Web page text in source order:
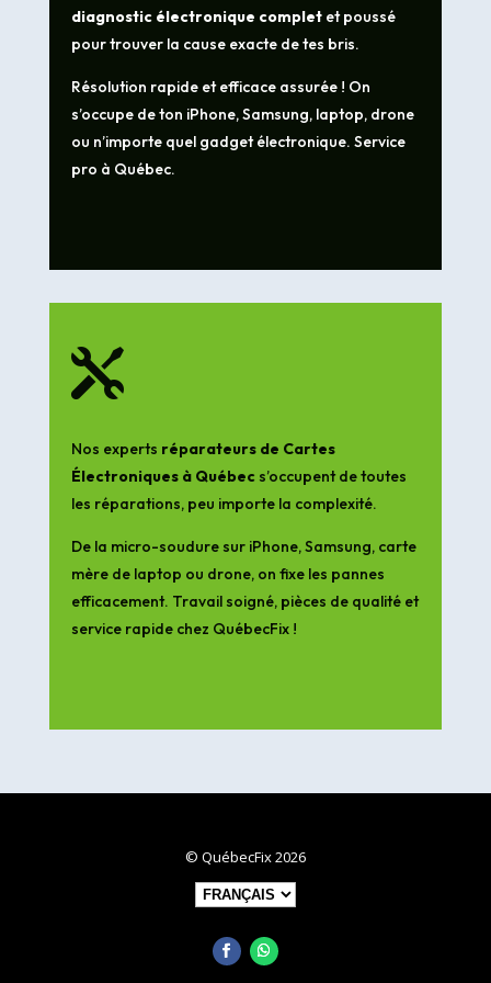
diagnostic électronique completet poussé
pour trouver la cause exacte de tes bris.
Résolution rapide et efficace assurée ! On
s’occupe de ton iPhone, Samsung, laptop, drone
ou n’importe quel gadget électronique. Service
pro à Québec.

Nos experts réparateurs de Cartes
Électroniques à Québecs’occupent de toutes
les réparations, peu importe la complexité.
De la micro-soudure sur iPhone, Samsung, carte
mère de laptop ou drone, on fixe les pannes
efficacement. Travail soigné, pièces de qualité et
service rapide chez QuébecFix !
© QuébecFix 2026